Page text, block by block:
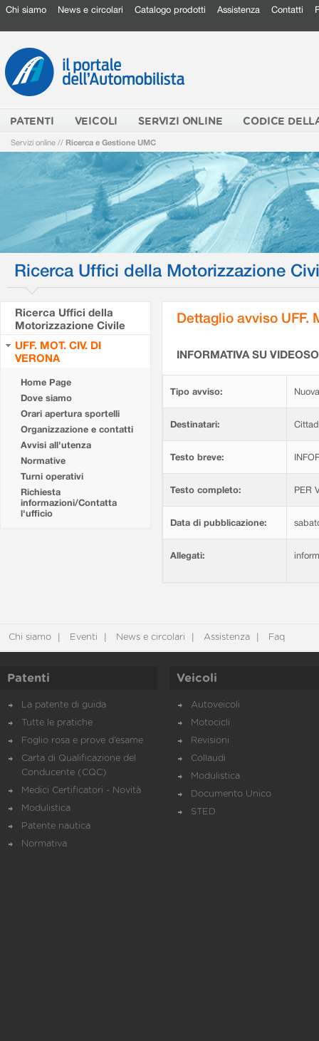
Chi siamo News e circolari Catalogo prodotti Assistenza Contatti
PATENTI VEICOLI SERVIZI ONLINE CODICE
Servizi online // Ricerca e Gestione UMC
Ricerca Uffici della Motorizzazione
Ricerca Uffici della
Motorizzazione Civile
UFF. MOT. CIV. DI
VERONA
Home Page
Dove siamo
Orari apertura sportelli
Organizzazione e contatti
Avvisi all'utenza
Normative
Turni operativi
Richiesta
informazioni/Contatta
l'ufficio
Dettaglio avviso UFF.
INFORMATIVA SU
Tipo avviso:
Destinatari:
Testo breve:
Testo completo: PER
Data di pubblicazione:
Allegati:
Chi siamo Eventi News e circolari Assistenza Faq
Patenti
La patente di guida
Tutte le pratiche
Foglio rosa e prove d’esame
Carta di Qualificazione del
Conducente (CQC)
Medici Certificatori - Novità
Modulistica
Patente nautica
Normativa
Veicoli
Autoveicoli
Motocicli
Revisioni
Collaudi
Modulistica
Documento Unico
STED